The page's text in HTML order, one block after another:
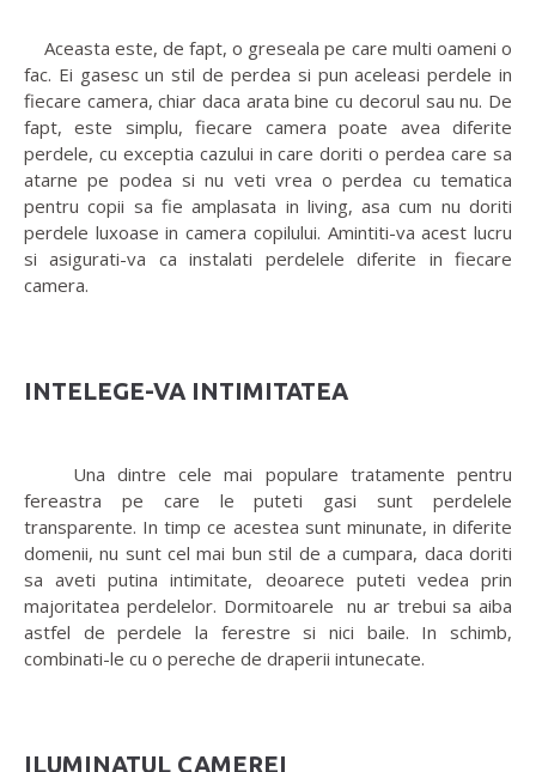
Aceasta este, de fapt, o greseala pe care multi oameni o
fac. Ei gasesc un stil de perdea si pun aceleasi perdele in
fiecare camera, chiar daca arata bine cu decorul sau nu. De
fapt, este simplu, fiecare camera poate avea diferite
perdele, cu exceptia cazului in care doriti o perdea care sa
atarne pe podea si nu veti vrea o perdea cu tematica
pentru copii sa fie amplasata in living, asa cum nu doriti
perdele luxoase in camera copilului. Amintiti-va acest lucru
si asigurati-va ca instalati perdelele diferite in fiecare
camera.
INTELEGE-VA INTIMITATEA
Una dintre cele mai populare tratamente pentru
fereastra pe care le puteti gasi sunt perdelele
transparente. In timp ce acestea sunt minunate, in diferite
domenii, nu sunt cel mai bun stil de a cumpara, daca doriti
sa aveti putina intimitate, deoarece puteti vedea prin
majoritatea perdelelor. Dormitoarele nu ar trebui sa aiba
astfel de perdele la ferestre si nici baile. In schimb,
combinati-le cu o pereche de draperii intunecate.
ILUMINATUL CAMEREI